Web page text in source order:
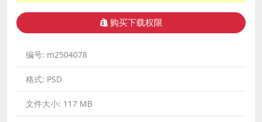
购买下载权限
编号: m2504078
格式: PSD
文件大小: 117 MB